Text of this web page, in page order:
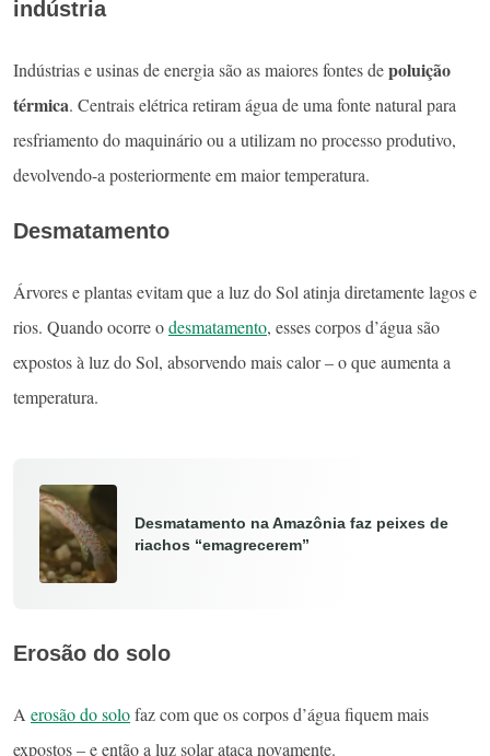
indústria
Indústrias e usinas de energia são as maiores fontes depoluição
térmica. Centrais elétrica retiram água de uma fonte natural para
resfriamento do maquinário ou a utilizam no processo produtivo,
devolvendo-a posteriormente em maior temperatura.
Desmatamento
Árvores e plantas evitam que a luz do Sol atinja diretamente lagos e
rios. Quando ocorre odesmatamento, esses corpos d’água são
expostos à luz do Sol, absorvendo mais calor – o que aumenta a
temperatura.
Desmatamento na Amazônia faz peixes de
riachos “emagrecerem”
Erosão do solo
A erosão do solofaz com que os corpos d’água fiquem mais
expostos – e então a luz solar ataca novamente.